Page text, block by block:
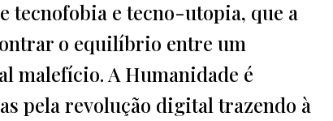
tecnofobia e tecno-utopia, que a
o equilíbrio entre um
malefício. A Humanidade é
pela revolução digital trazendo à